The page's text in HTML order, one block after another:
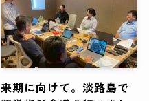
来期に向けて。淡路島で